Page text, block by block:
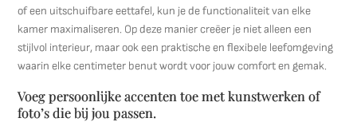
of een uitschuifbare eettafel, kun je de functionaliteit van elke
kamer maximaliseren. Op deze manier creëer je niet alleen een
stijlvol interieur, maar ook een praktische en flexibele leefomgeving
waarin elke centimeter benut wordt voor jouw comfort en gemak.
Voeg persoonlijke accenten toe met kunstwerken of
foto’s die bij jou passen.